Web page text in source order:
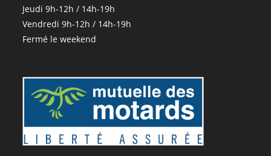
Jeudi 9h-12h / 14h-19h
Vendredi 9h-12h / 14h-19h
Fermé le weekend